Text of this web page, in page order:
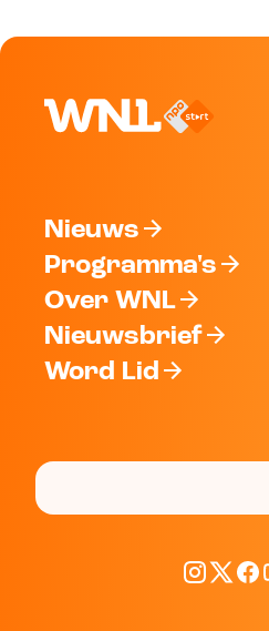
Nieuws
Programma's
Over WNL
Nieuwsbrief
Word Lid